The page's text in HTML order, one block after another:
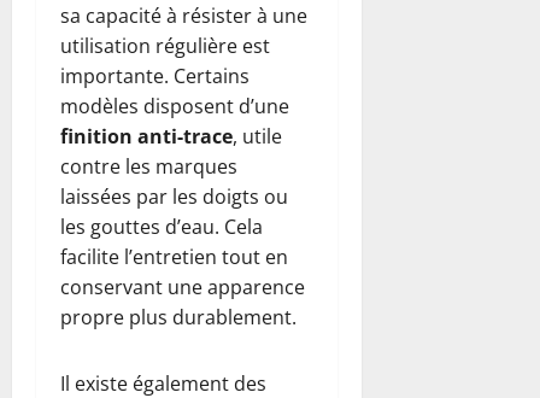
sa capacité à résister à une
utilisation régulière est
importante. Certains
modèles disposent d’une
finition anti-trace, utile
contre les marques
laissées par les doigts ou
les gouttes d’eau. Cela
facilite l’entretien tout en
conservant une apparence
propre plus durablement.
Il existe également des